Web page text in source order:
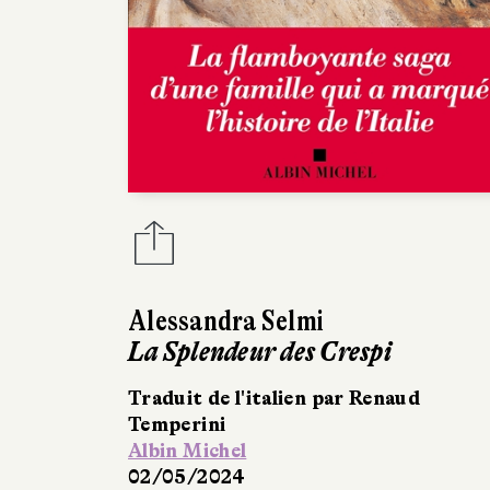
Alessandra Selmi
La Splendeur des Crespi
Traduit de l'italien par Renaud
Temperini
Albin Michel
02/05/2024